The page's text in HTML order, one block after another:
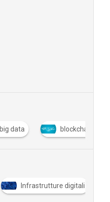
big data blockchain
Infrastrutture digitali